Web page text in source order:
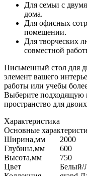
Для семьи с
дома.
Для офисных
помещении.
Для творческих
совместной
Письменный стол для
элемент вашего
работы или учебы
Выберите подходящую
пространство для
Характеристика
Основные
Ширина,мм
2000
Глубина,мм
600
Высота,мм
750
Цвет
Белый/